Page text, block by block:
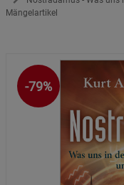
Mängelartikel
-79%